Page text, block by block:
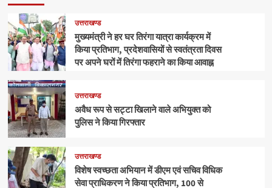
उत्तराखण्ड
मुख्यमंत्री ने हर घर तिरंगा यात्रा कार्यक्रम में
किया प्रतिभाग, प्रदेशवासियों से स्वतंत्रता दिवस
पर अपने घरों में तिरंगा फहराने का किया आवाह्न
उत्तराखण्ड
अवैध रूप से सट्टा खिलाने वाले अभियुक्त को
पुलिस ने किया गिरफ्तार
उत्तराखण्ड
विशेष स्वच्छता अभियान में डीएम एवं सचिव विधिक
सेवा प्राधिकरण ने किया प्रतिभाग, 100 से